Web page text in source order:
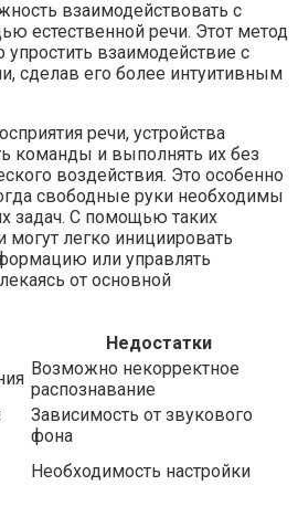
взаимодействовать с
естественной речи. Этот метод
упростить взаимодействие с
сделав его более интуитивным
речи, устройства
команды и выполнять их без
воздействия. Это особенно
свободные руки необходимы
задач. С помощью таких
легко инициировать
или управлять
от основной
Недостатки
Возможно некорректное
распознавание
Зависимость от звукового
фона
Необходимость настройки